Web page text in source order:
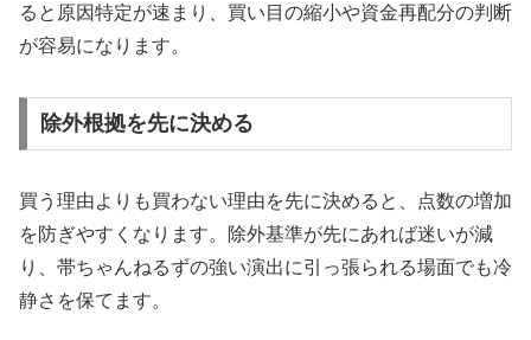
ると原因特定が速まり、買い目の縮小や資金再配分の判断
が容易になります。
除外根拠を先に決める
買う理由よりも買わない理由を先に決めると、点数の増加
を防ぎやすくなります。除外基準が先にあれば迷いが減
り、帯ちゃんねるずの強い演出に引っ張られる場面でも冷
静さを保てます。